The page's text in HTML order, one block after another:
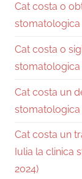
Cat costa o
stomatologica
Cat costa o
stomatologica
Cat costa un
stomatologica
Cat costa un
Iulia la clinica
2024)